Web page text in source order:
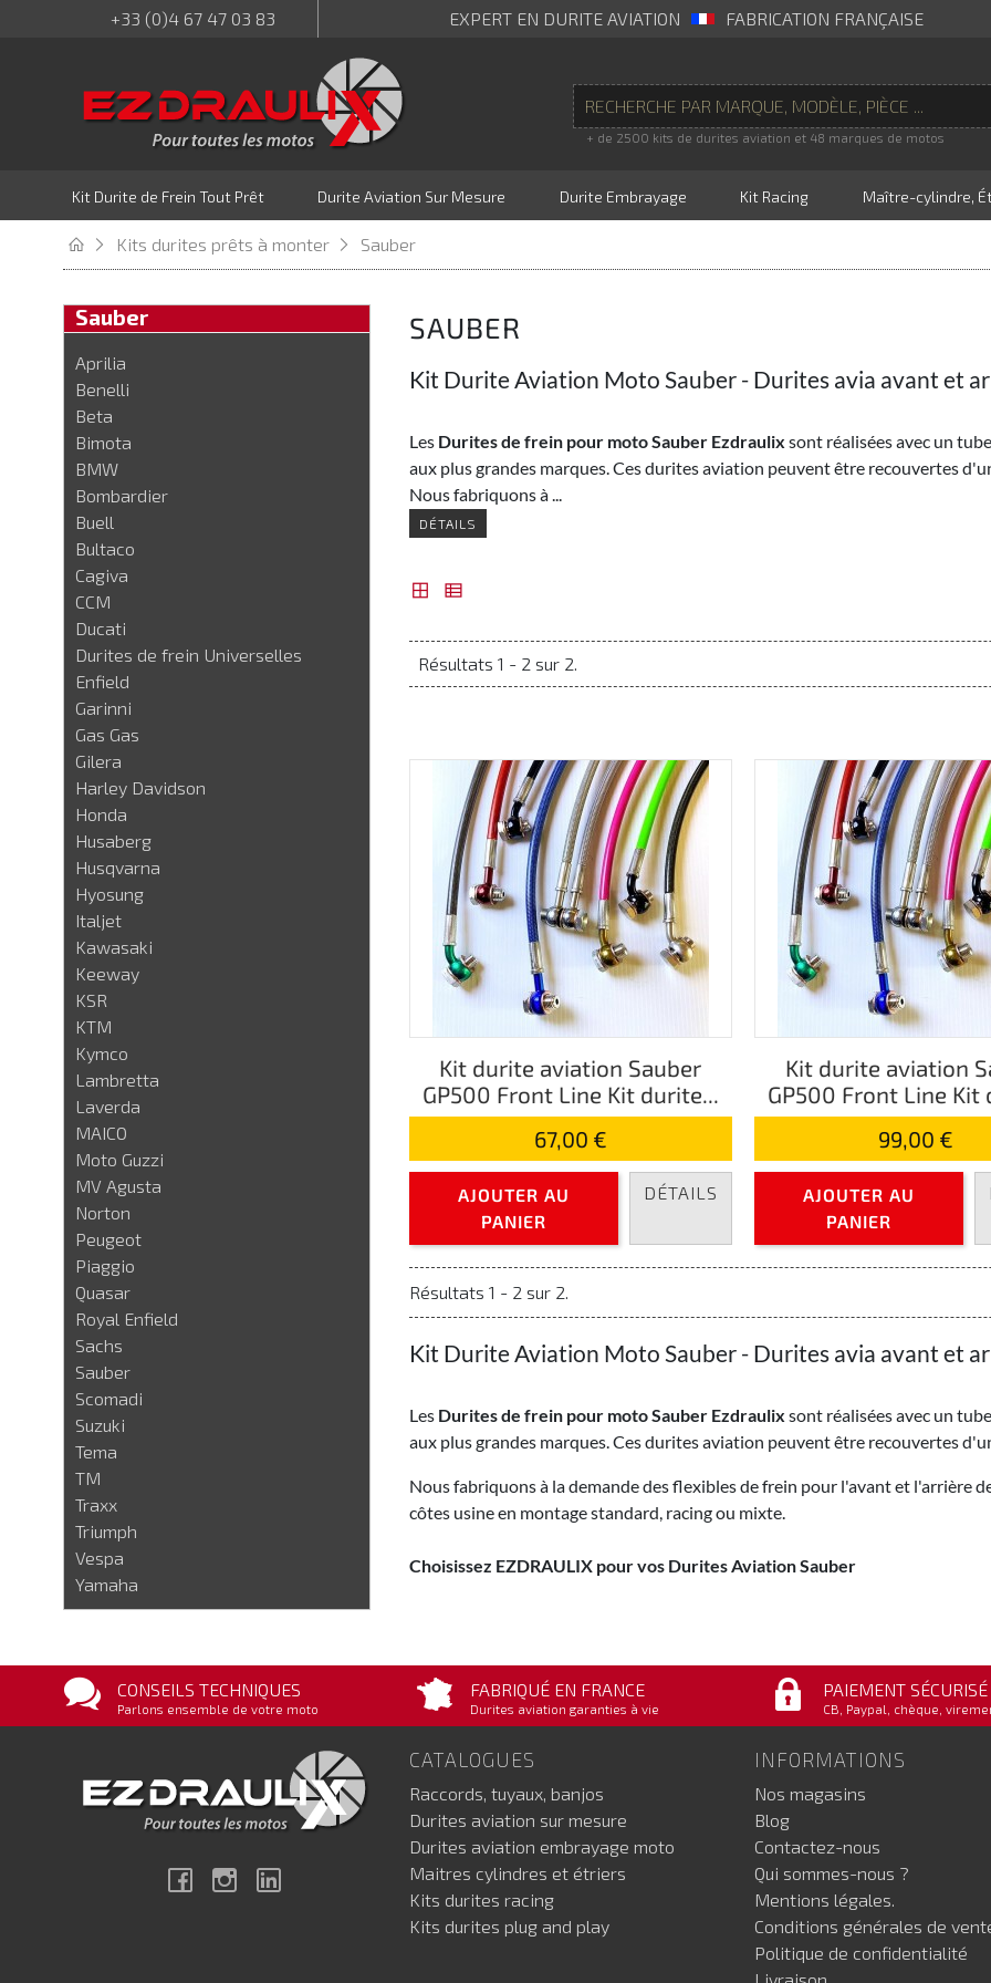
+33 (0)4 67 47 03 83 EXPERT EN DURITE AVIATION FABRICATION FRANÇAISE
+ de 2500 kits de durites aviation et 48 marques de motos
Kit Durite de Frein Tout Prêt Durite Aviation Sur Mesure Durite Embrayage Kit Racing Maître-cylindre,
Kits durites prêts à monter Sauber
Sauber
Aprilia
Benelli
Beta
Bimota
BMW
Bombardier
Buell
Bultaco
Cagiva
CCM
Ducati
Durites de frein Universelles
Enfield
Garinni
Gas Gas
Gilera
Harley Davidson
Honda
Husaberg
Husqvarna
Hyosung
Italjet
Kawasaki
Keeway
KSR
KTM
Kymco
Lambretta
Laverda
MAICO
Moto Guzzi
MV Agusta
Norton
Peugeot
Piaggio
Quasar
Royal Enfield
Sachs
Sauber
Scomadi
Suzuki
Tema
TM
Traxx
Triumph
Vespa
Yamaha
SAUBER
Kit Durite Aviation Moto Sauber - Durites avia avant et
Les Durites de frein pour moto Sauber Ezdraulix sont réalisées avec un
aux plus grandes marques. Ces durites aviation peuvent être recouvertes
Nous fabriquons à ...
DÉTAILS
Résultats 1 - 2 sur 2.
Kit durite aviation Sauber
GP500 Front Line Kit durite...
67,00 €
AJOUTER AU
PANIER
DÉTAILS
Kit durite aviation
GP500 Front Line Kit
99,00 €
AJOUTER AU
PANIER
Résultats 1 - 2 sur 2.
Kit Durite Aviation Moto Sauber - Durites avia avant et
Les Durites de frein pour moto Sauber Ezdraulix sont réalisées avec un
aux plus grandes marques. Ces durites aviation peuvent être recouvertes
Nous fabriquons à la demande des flexibles de frein pour l'avant et l'arrière
côtes usine en montage standard, racing ou mixte.
Choisissez EZDRAULIX pour vos Durites Aviation Sauber
CONSEILS TECHNIQUES
Parlons ensemble de votre moto
FABRIQUÉ EN FRANCE
Durites aviation garanties à vie
PAIEMENT SÉCURISÉ
CB, Paypal, chèque,
FacebookInstagram
CATALOGUES
Raccords, tuyaux, banjos
Durites aviation sur mesure
Durites aviation embrayage moto
Maitres cylindres et étriers
Kits durites racing
Kits durites plug and play
INFORMATIONS
Nos magasins
Blog
Contactez-nous
Qui sommes-nous ?
Mentions légales.
Conditions générales de
Politique de confidentialité